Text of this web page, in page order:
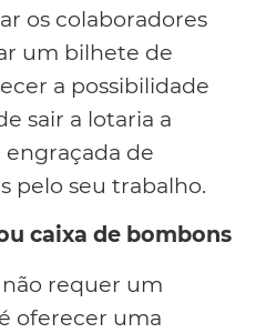
os colaboradores
um bilhete de
a possibilidade
sair a lotaria a
de
pelo seu trabalho.
caixa de bombons
requer um
oferecer uma